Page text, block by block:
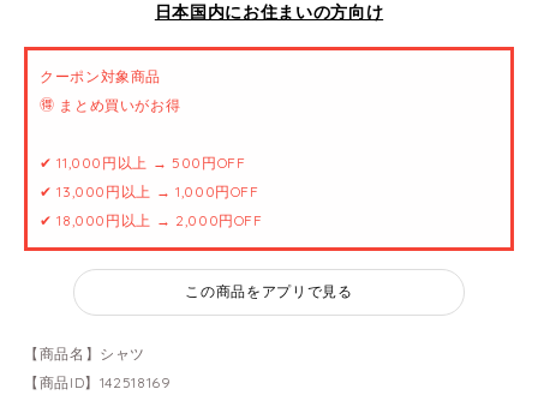
日本国内にお住まいの方向け
クーポン対象商品
🉐 まとめ買いがお得
✔ 11,000円以上 → 500円OFF
✔ 13,000円以上 → 1,000円OFF
✔ 18,000円以上 → 2,000円OFF
この商品をアプリで見る
【商品名】シャツ
【商品ID】142518169